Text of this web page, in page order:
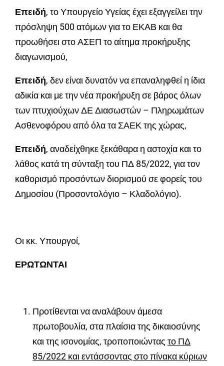
Επειδή, το Υπουργείο Υγείας έχει εξαγγείλει την
πρόσληψη 500 ατόμων για το ΕΚΑΒ και θα
προωθήσει στο ΑΣΕΠ το αίτημα προκήρυξης
διαγωνισμού,
Επειδή, δεν είναι δυνατόν να επαναληφθεί η ίδια
αδικία και με την νέα προκήρυξη σε βάρος όλων
των πτυχιούχων ΔΕ Διασωστών – Πληρωμάτων
Ασθενοφόρου από όλα τα ΣΑΕΚ της χώρας,
Επειδή, αναδείχθηκε ξεκάθαρα η αστοχία και το
λάθος κατά τη σύνταξη του ΠΔ 85/2022, για τον
καθορισμό προσόντων διορισμού σε φορείς του
Δημοσίου (Προσοντολόγιο – Κλαδολόγιο).
Οι κκ. Υπουργοί,
ΕΡΩΤΩΝΤΑΙ
Προτίθενται να αναλάβουν άμεσα
πρωτοβουλία, στα πλαίσια της δικαιοσύνης
και της ισονομίας, τροποποιώντας το ΠΔ
85/2022 και εντάσσοντας στο πίνακα κύριων